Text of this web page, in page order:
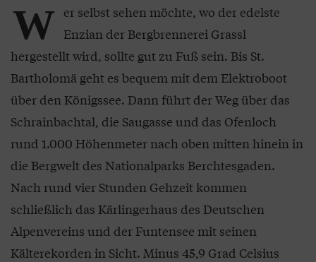
W er selbst sehen möchte, wo der edelste
Enzian der Bergbrennerei Grassl
hergestellt wird, sollte gut zu Fuß sein. Bis St.
Bartholomä geht es bequem mit dem Elektroboot
über den Königssee. Dann führt der Weg über das
Schrainbachtal, die Saugasse und das Ofenloch
rund 1.000 Höhenmeter nach oben mitten hinein in
die Bergwelt des Nationalparks Berchtesgaden.
Nach rund vier Stunden Gehzeit kommen
schließlich das Kärlingerhaus des Deutschen
Alpenvereins und der Funtensee mit seinen
Kälterekorden in Sicht. Minus 45,9 Grad Celsius